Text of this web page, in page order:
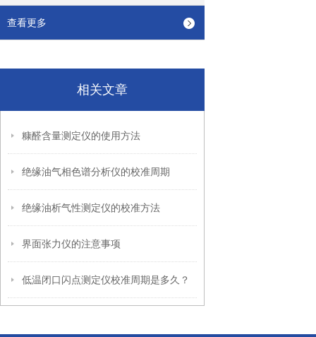
查看更多
相关文章
糠醛含量测定仪的使用方法
绝缘油气相色谱分析仪的校准周期
绝缘油析气性测定仪的校准方法
界面张力仪的注意事项
低温闭口闪点测定仪校准周期是多久？